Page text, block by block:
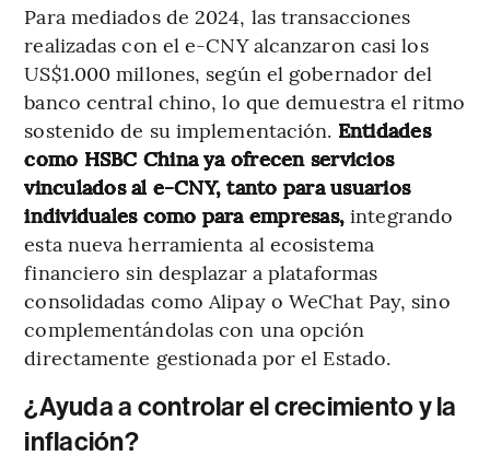
Para mediados de 2024, las transacciones
realizadas con el e-CNY alcanzaron casi los
US$1.000 millones, según el gobernador del
banco central chino, lo que demuestra el ritmo
sostenido de su implementación. Entidades
como HSBC China ya ofrecen servicios
vinculados al e-CNY, tanto para usuarios
individuales como para empresas, integrando
esta nueva herramienta al ecosistema
financiero sin desplazar a plataformas
consolidadas como Alipay o WeChat Pay, sino
complementándolas con una opción
directamente gestionada por el Estado.
¿Ayuda a controlar el crecimiento y la
inflación?